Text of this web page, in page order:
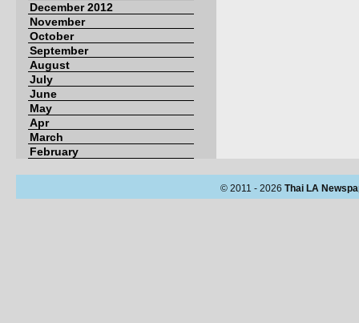
December 2012
November
October
September
August
July
June
May
Apr
March
February
© 2011 - 2026 Thai LA